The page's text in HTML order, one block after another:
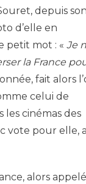
depuis
d’elle en
petit mot : « Je
la France
fait alors
celui de
les cinémas des
vote pour elle,
alors